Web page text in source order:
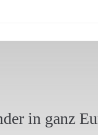
in ganz